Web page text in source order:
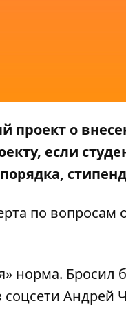
проект о
если
по
норма.
соцсети Андрей